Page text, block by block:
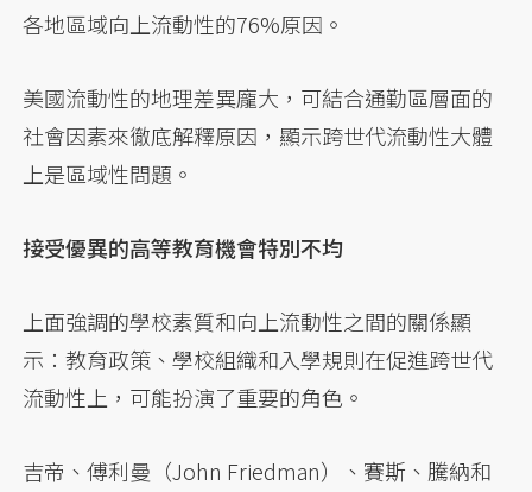
各地區域向上流動性的76%原因。
美國流動性的地理差異龐大，可結合通勤區層面的
社會因素來徹底解釋原因，顯示跨世代流動性大體
上是區域性問題。
接受優異的高等教育機會特別不均
上面強調的學校素質和向上流動性之間的關係顯
示：教育政策、學校組織和入學規則在促進跨世代
流動性上，可能扮演了重要的角色。
吉帝、傅利曼（John Friedman）、賽斯、騰納和